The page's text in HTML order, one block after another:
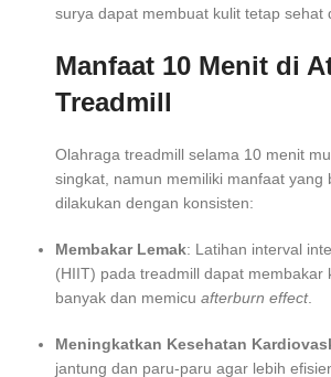
surya dapat membuat kulit tetap sehat
Manfaat 10 Menit di
Treadmill
Olahraga treadmill selama 10 menit
singkat, namun memiliki manfaat yang
dilakukan dengan konsisten:
Membakar Lemak: Latihan interval
(HIIT) pada treadmill dapat membakar
banyak dan memicu afterburn effect.
Meningkatkan Kesehatan
jantung dan paru-paru agar lebih